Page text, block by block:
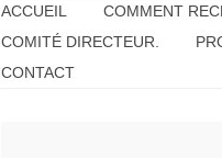
ACCUEIL COMMENT
COMITÉ DIRECTEUR.
CONTACT